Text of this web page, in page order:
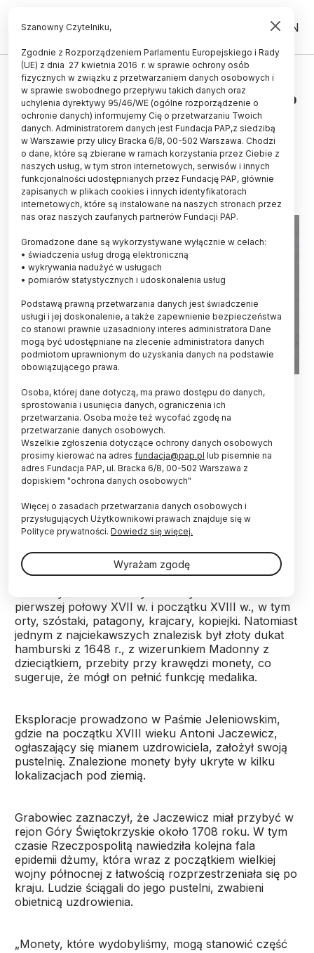
PL EN
HISTORIA I KULTURA
Świętokrzyskie/ Legendarny skarb
pustelnika odkryty w Górach
Świętokrzyskich
10.05.2024
aktualizacja: 10.05.2024
2 minuty czytania
Read the English version of this article
Kielcach
Świętokrzyska Grupa Eksploracyjna odnalazła w
Górach Świętokrzyskich skarb monet z XVII i XVIII
wieku, który najprawdopodobniej należał do
eremity Antoniego Jaczewicza. Według legend
osiemnastowieczny kaznodzieja zdobył fortunę,
nadprzyrodzonych zdolnościach uzdrawiania.
Jak powiedział PAP Sebastian Grabowiec, prezes
Świętokrzyskiej Grupy Eksploracyjnej w ramach
prowadzonych badań poszukiwaczom udało się
pierwszej połowy XVII w. i początku XVIII w., w tym
orty, szóstaki, patagony, krajcary, kopiejki. Natomiast
jednym z najciekawszych znalezisk był złoty dukat
hamburski z 1648 r., z wizerunkiem Madonny z
dzieciątkiem, przebity przy krawędzi monety, co
sugeruje, że mógł on pełnić funkcję medalika.
Eksploracje prowadzono w Paśmie Jeleniowskim,
gdzie na początku XVIII wieku Antoni Jaczewicz,
ogłaszający się mianem uzdrowiciela, założył swoją
pustelnię. Znalezione monety były ukryte w kilku
lokalizacjach pod ziemią.
Grabowiec zaznaczył, że Jaczewicz miał przybyć w
rejon Góry Świętokrzyskie około 1708 roku. W tym
czasie Rzeczpospolitą nawiedziła kolejna fala
epidemii dżumy, która wraz z początkiem wielkiej
wojny północnej z łatwością rozprzestrzeniała się po
kraju. Ludzie ściągali do jego pustelni, zwabieni
obietnicą uzdrowienia.
„Monety, które wydobyliśmy, mogą stanowić część
Szanowny Czytelniku,
Zgodnie z Rozporządzeniem Parlamentu Europejskiego i Rady
(UE) z dnia 27 kwietnia 2016 r. w sprawie ochrony osób
fizycznych w związku z przetwarzaniem danych osobowych i
w sprawie swobodnego przepływu takich danych oraz
uchylenia dyrektywy 95/46/WE (ogólne rozporządzenie o
ochronie danych) informujemy Cię o przetwarzaniu Twoich
danych. Administratorem danych jest Fundacja PAP,z siedzibą
w Warszawie przy ulicy Bracka 6/8, 00-502 Warszawa. Chodzi
o dane, które są zbierane w ramach korzystania przez Ciebie z
naszych usług, w tym stron internetowych, serwisów i innych
funkcjonalności udostępnianych przez Fundację PAP, głównie
zapisanych w plikach cookies i innych identyfikatorach
internetowych, które są instalowane na naszych stronach przez
nas oraz naszych zaufanych partnerów Fundacji PAP.
Gromadzone dane są wykorzystywane wyłącznie w celach:
• świadczenia usług drogą elektroniczną
• wykrywania nadużyć w usługach
• pomiarów statystycznych i udoskonalenia usług
Podstawą prawną przetwarzania danych jest świadczenie
usługi i jej doskonalenie, a także zapewnienie bezpieczeństwa
co stanowi prawnie uzasadniony interes administratora Dane
mogą być udostępniane na zlecenie administratora danych
podmiotom uprawnionym do uzyskania danych na podstawie
obowiązującego prawa.
Osoba, której dane dotyczą, ma prawo dostępu do danych,
sprostowania i usunięcia danych, ograniczenia ich
przetwarzania. Osoba może też wycofać zgodę na
przetwarzanie danych osobowych.
Wszelkie zgłoszenia dotyczące ochrony danych osobowych
prosimy kierować na adres fundacja@pap.pl lub pisemnie na
adres Fundacja PAP, ul. Bracka 6/8, 00-502 Warszawa z
dopiskiem "ochrona danych osobowych"
Więcej o zasadach przetwarzania danych osobowych i
przysługujących Użytkownikowi prawach znajduje się w
Polityce prywatności. Dowiedz się więcej.
Wyrażam zgodę